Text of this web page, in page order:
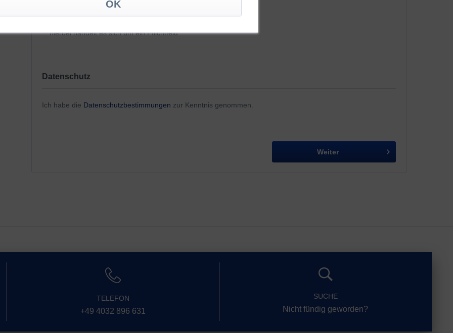
* hierbei handelt es sich um ein Pflichtfeld
Datenschutz
Ich habe die Datenschutzbestimmungen zur Kenntnis genommen.
Weiter
TELEFON
+49 4032 896 631
SUCHE
Nicht fündig geworden?